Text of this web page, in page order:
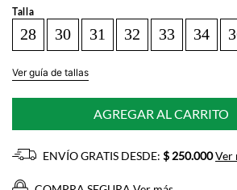
Talla
28 30 31 32 33 34
Ver guía de tallas
AGREGAR AL CARRITO
ENVÍO GRATIS DESDE: $ 250.000Ver